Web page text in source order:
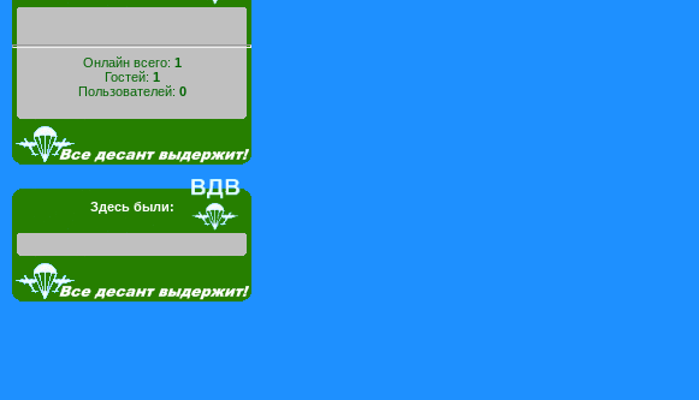
Онлайн всего: 1
Гостей: 1
Пользователей: 0
Здесь были: